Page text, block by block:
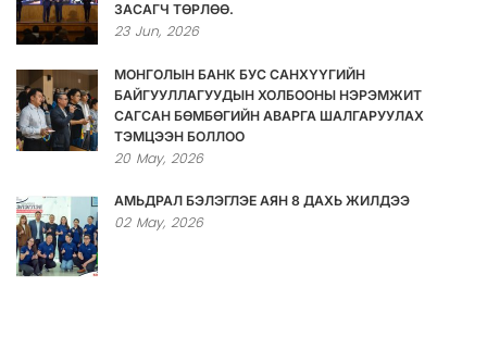
ЗАСАГЧ ТӨРЛӨӨ.
23 Jun, 2026
МОНГОЛЫН БАНК БУС САНХҮҮГИЙН
БАЙГУУЛЛАГУУДЫН ХОЛБООНЫ НЭРЭМЖИТ
САГСАН БӨМБӨГИЙН АВАРГА ШАЛГАРУУЛАХ
ТЭМЦЭЭН БОЛЛОО
20 May, 2026
АМЬДРАЛ БЭЛЭГЛЭЕ АЯН 8 ДАХЬ ЖИЛДЭЭ
02 May, 2026